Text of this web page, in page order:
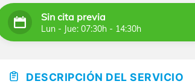
Sin cita previa
Lun - Jue: 07:30h - 14:30h
DESCRIPCIÓN DEL SERVICIO